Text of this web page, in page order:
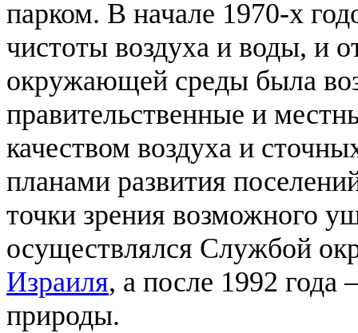
парком. В начале 1970-х
чистоты воздуха и воды, и
окружающей среды была
правительственные и
качеством воздуха и
планами развития
точки зрения возможного
осуществлялся Службой
Израиля, а после 1992
природы.